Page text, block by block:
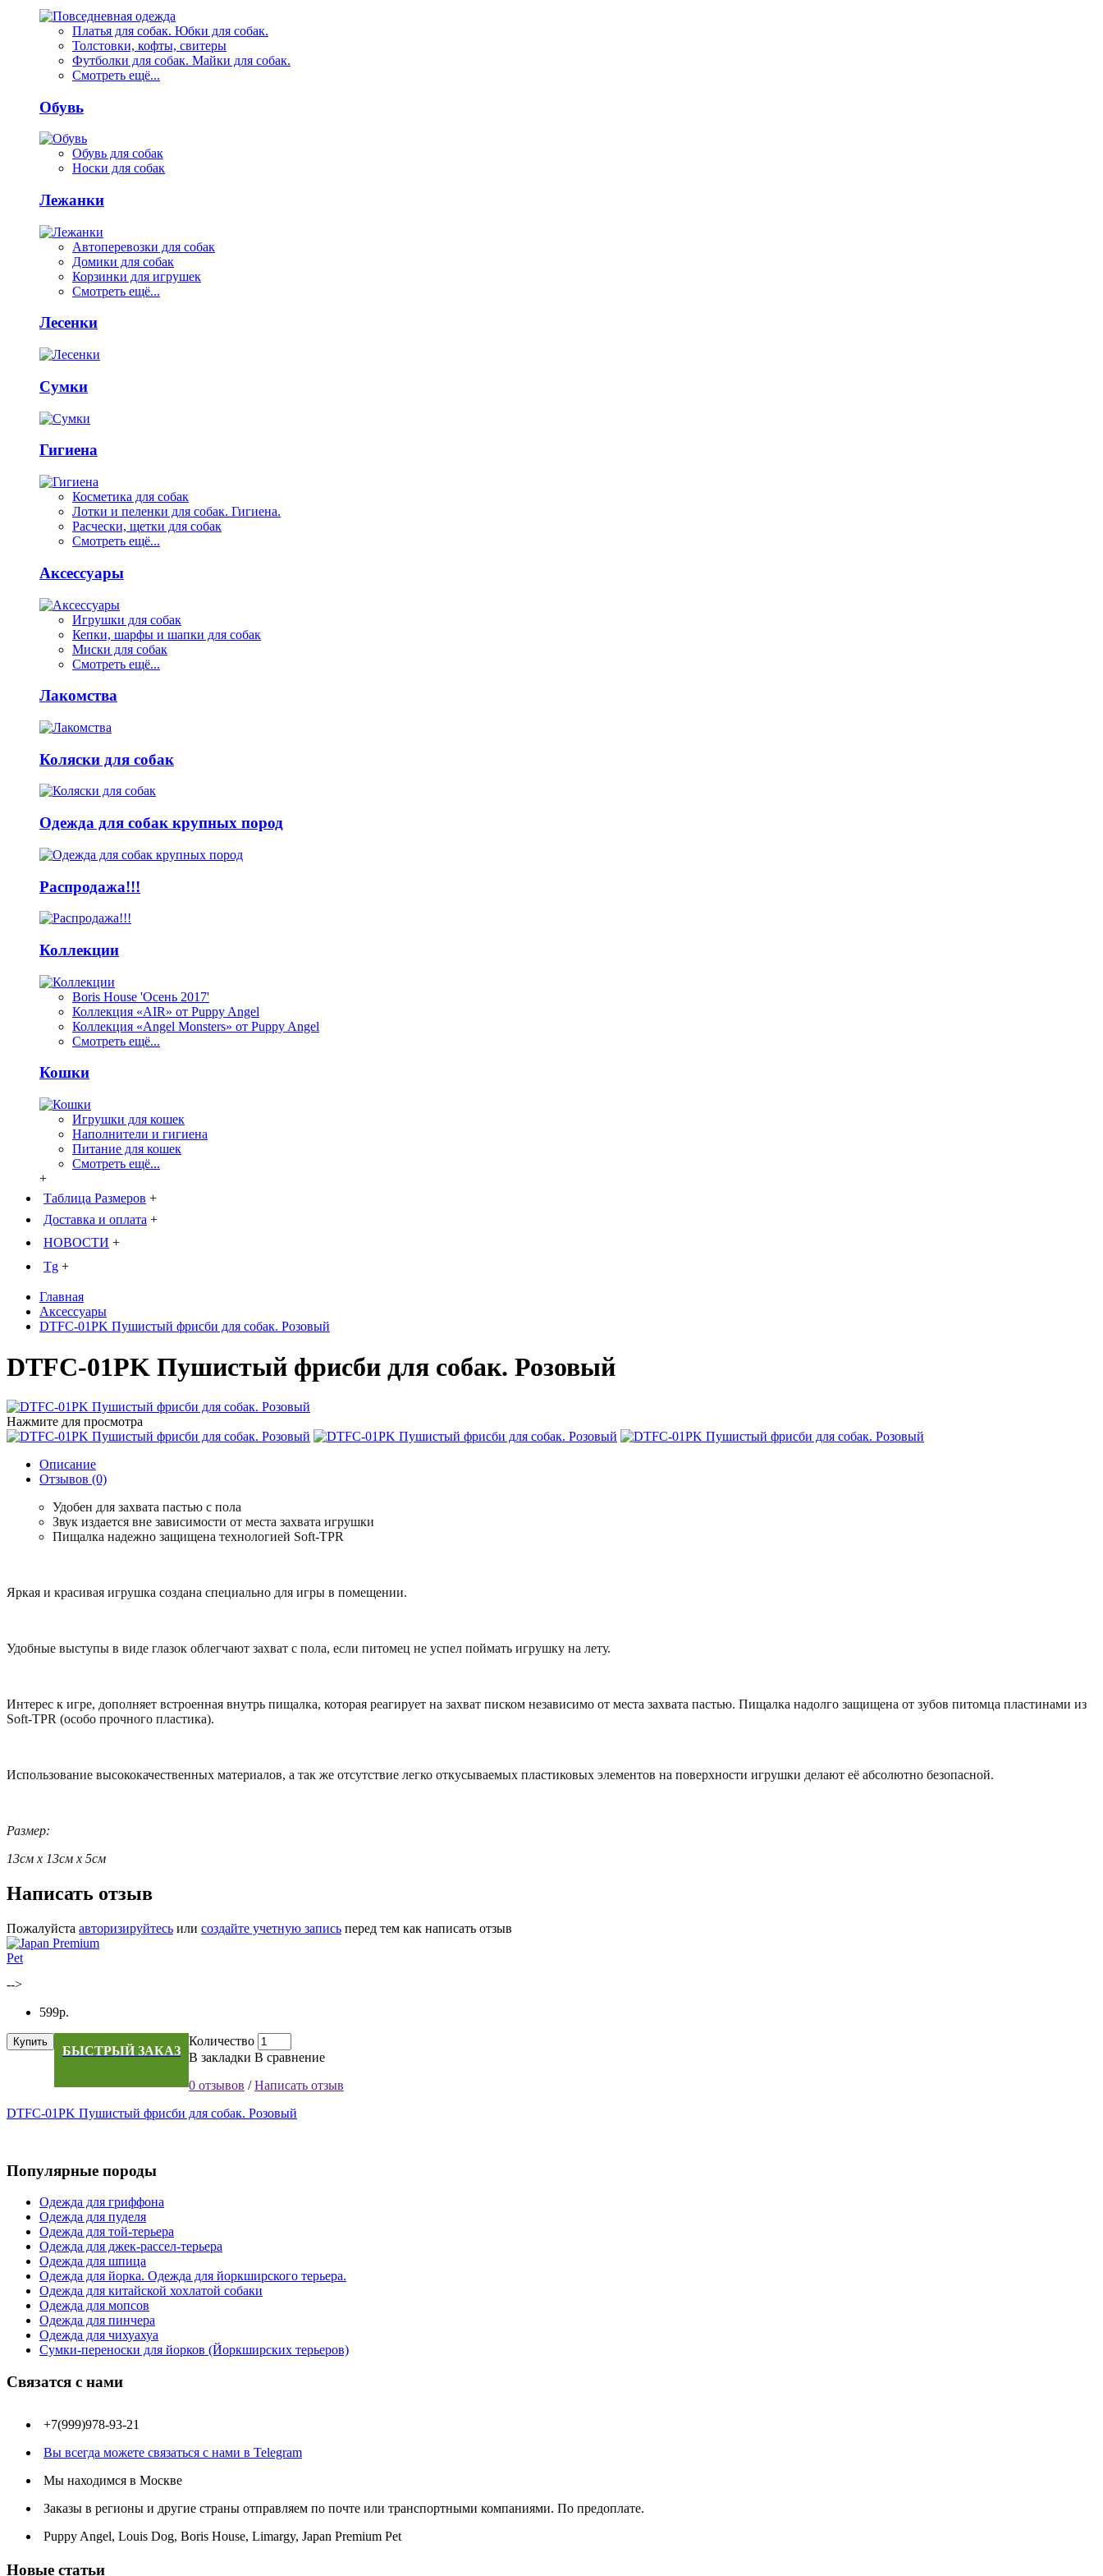
Платья для собак. Юбки для собак.
Толстовки, кофты, свитеры
Футболки для собак. Майки для собак.
Смотреть ещё...
Обувь
Обувь для собак
Носки для собак
Лежанки
Автоперевозки для собак
Домики для собак
Корзинки для игрушек
Смотреть ещё...
Лесенки
Сумки
Гигиена
Косметика для собак
Лотки и пеленки для собак. Гигиена.
Расчески, щетки для собак
Смотреть ещё...
Аксессуары
Игрушки для собак
Кепки, шарфы и шапки для собак
Миски для собак
Смотреть ещё...
Лакомства
Коляски для собак
Одежда для собак крупных пород
Распродажа!!!
Коллекции
Boris House 'Осень 2017'
Коллекция «AIR» от Puppy Angel
Коллекция «Angel Monsters» от Puppy Angel
Смотреть ещё...
Кошки
Игрушки для кошек
Наполнители и гигиена
Питание для кошек
Смотреть ещё...
+
Таблица Размеров +
Доставка и оплата +
НОВОСТИ +
Tg +
Главная
Аксессуары
DTFC-01PK Пушистый фрисби для собак. Розовый
DTFC-01PK Пушистый фрисби для собак. Розовый
Нажмите для просмотра
Описание
Отзывов (0)
Удобен для захвата пастью с пола
Звук издается вне зависимости от места захвата игрушки
Пищалка надежно защищена технологией Soft-TPR
Яркая и красивая игрушка создана специально для игры в помещении.
Удобные выступы в виде глазок облегчают захват с пола, если питомец не успел поймать игрушку на лету.
Интерес к игре, дополняет встроенная внутрь пищалка, которая реагирует на захват писком независимо от места захвата пастью. Пищалка надолго защищена от зубов питомца пластинами из
Soft-TPR (особо прочного пластика).
Использование высококачественных материалов, а так же отсутствие легко откусываемых пластиковых элементов на поверхности игрушки делают её абсолютно безопасной.
Размер:
13см x 13см x 5см
Написать отзыв
Пожалуйста авторизируйтесь или создайте учетную запись перед тем как написать отзыв
-->
599р.
Количество
Купить
БЫСТРЫЙ ЗАКАЗ В закладки В сравнение
0 отзывов /Написать отзыв
DTFC-01PK Пушистый фрисби для собак. Розовый
Популярные породы
Одежда для гриффона
Одежда для пуделя
Одежда для той-терьера
Одежда для джек-рассел-терьера
Одежда для шпица
Одежда для йорка. Одежда для йоркширского терьера.
Одежда для китайской хохлатой собаки
Одежда для мопсов
Одежда для пинчера
Одежда для чихуахуа
Сумки-переноски для йорков (Йоркширских терьеров)
Связатся с нами
+7(999)978-93-21
Вы всегда можете связаться с нами в Telegram
Мы находимся в Москве
Заказы в регионы и другие страны отправляем по почте или транспортными компаниями. По предоплате.
Puppy Angel, Louis Dog, Boris House, Limargy, Japan Premium Pet
Новые статьи